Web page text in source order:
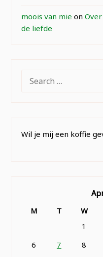
moois van mie on
de liefde
FOR:
Wil je mij een koffie
M T W
1
6
7 8